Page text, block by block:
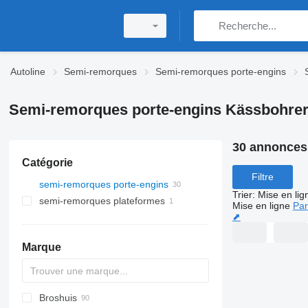
Autoline Semi-remorques Semi-remorques porte-engins
Semi-remorques porte-engins
Catégorie
semi-remorques porte-engins
semi-remorques plateformes
Marque
S44315CHC
PS
SFCL
S-series
KIS
Broshuis
30
Filtre
Trier: Mise en
Mise en ligne
⬈